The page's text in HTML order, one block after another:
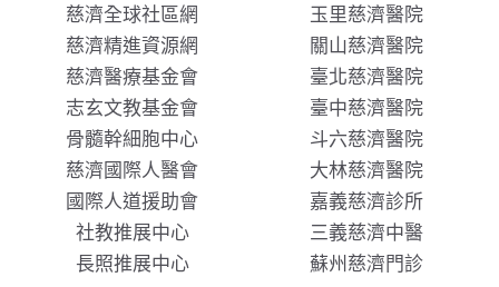
慈濟全球社區網
慈濟精進資源網
慈濟醫療基金會
志玄文教基金會
骨髓幹細胞中心
慈濟國際人醫會
國際人道援助會
社教推展中心
長照推展中心
玉里慈濟醫院
關山慈濟醫院
臺北慈濟醫院
臺中慈濟醫院
斗六慈濟醫院
大林慈濟醫院
嘉義慈濟診所
三義慈濟中醫
蘇州慈濟門診